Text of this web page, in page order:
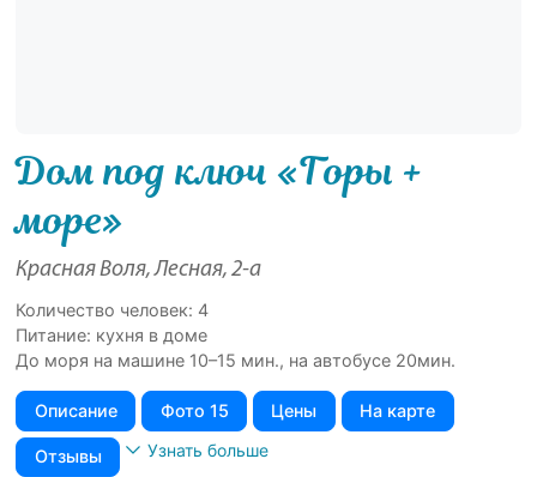
Дом под ключ «Гoры +
мoре»
Красная Воля, Лесная, 2-а
Количество человек: 4
Питание: кухня в доме
До мopя на мaшине 10–15 мин., на автобусе 20мин.
Описание Фото 15 Цены На карте
Отзывы Узнать больше